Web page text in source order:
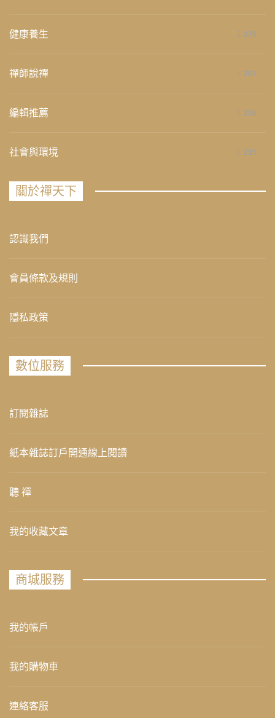
健康養生 276
禪師說禪 267
編輯推薦 236
社會與環境 235
關於禪天下
認識我們
會員條款及規則
隱私政策
數位服務
訂閱雜誌
紙本雜誌訂戶開通線上閱讀
聽 禪
我的收藏文章
商城服務
我的帳戶
我的購物車
連絡客服